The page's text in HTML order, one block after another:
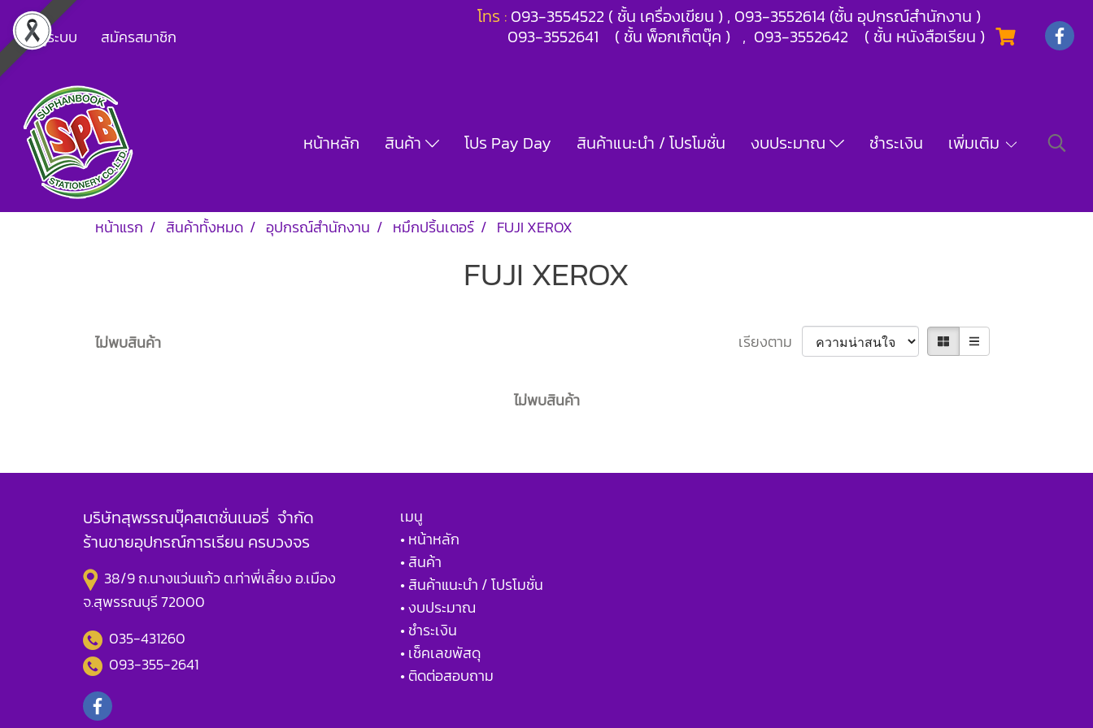
เข้าสู่ระบบ สมัครสมาชิก
โทร : 093-3554522 ( ชั้น เครื่องเขียน ) , 093-3552614 (ชั้น อุปกรณ์สำนักงาน )
093-3552641 ( ชั้น พ็อกเก็ตบุ๊ค ) , 093-3552642 ( ชั้น หนังสือเรียน )
หน้าหลัก สินค้า โปร Pay Day สินค้าแนะนำ / โปรโมชั่น งบประมาณ ชำระเงิน เพิ่มเติม
หน้าแรก สินค้าทั้งหมด อุปกรณ์สำนักงาน หมึกปริ้นเตอร์ FUJI XEROX
FUJI XEROX
ไม่พบสินค้า เรียงตาม
ไม่พบสินค้า
บริษัทสุพรรณบุ๊คสเตชั่นเนอรี่ จำกัด
ร้านขายอุปกรณ์การเรียน ครบวงจร
38/9 ถ.นางแว่นแก้ว ต.ท่าพี่เลี้ยง อ.เมือง
จ.สุพรรณบุรี 72000
035-431260
093-355-2641
เมนู
• หน้าหลัก
• สินค้า
• สินค้าแนะนำ / โปรโมชั่น
• งบประมาณ
• ชำระเงิน
• เช็คเลขพัสดุ
• ติดต่อสอบถาม